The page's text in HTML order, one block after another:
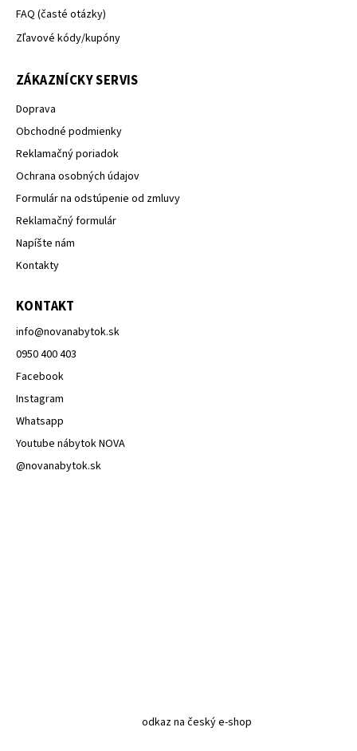
FAQ (časté otázky)
Zľavové kódy/kupóny
ZÁKAZNÍCKY SERVIS
Doprava
Obchodné podmienky
Reklamačný poriadok
Ochrana osobných údajov
Formulár na odstúpenie od zmluvy
Reklamačný formulár
Napíšte nám
Kontakty
KONTAKT
info@novanabytok.sk
0950 400 403
Facebook
Instagram
Whatsapp
Youtube nábytok NOVA
@novanabytok.sk
odkaz na český e-shop